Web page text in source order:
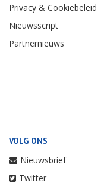
Privacy & Cookiebeleid
Nieuwsscript
Partnernieuws
VOLG ONS
Nieuwsbrief
Twitter